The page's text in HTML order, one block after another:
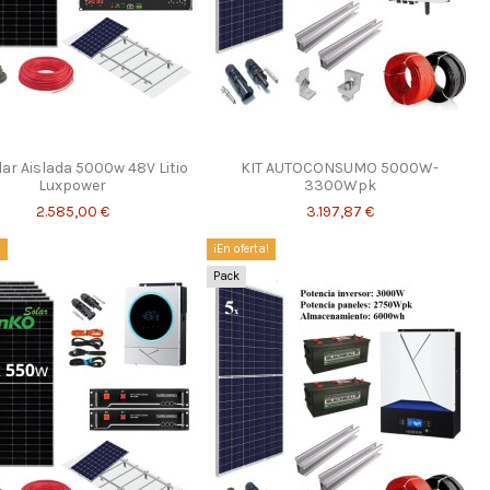
Aislada 5000w 48V Litio
Luxpower
2.585,00 €
KIT AUTOCONSUMO 5000W-
3300Wpk
3.197,87 €
¡En oferta!
Pack